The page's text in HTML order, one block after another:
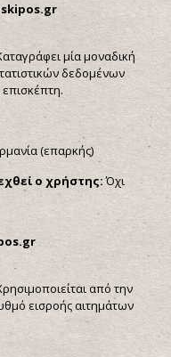
gr
μία μοναδική
δεδομένων
(επαρκής)
ο χρήστης:Όχι
gr
από την
εισροής αιτημάτων